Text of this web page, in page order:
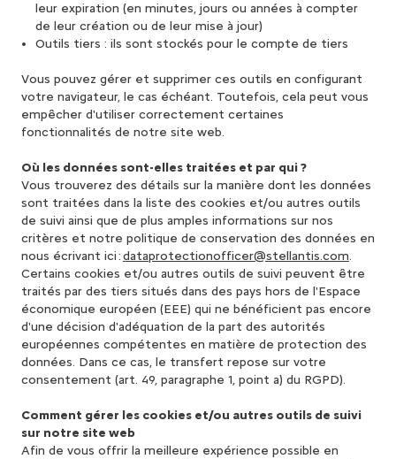
leur expiration (en minutes, jours ou années à compter
de leur création ou de leur mise à jour)
Outils tiers : ils sont stockés pour le compte de tiers
Vous pouvez gérer et supprimer ces outils en configurant
votre navigateur, le cas échéant. Toutefois, cela peut vous
empêcher d'utiliser correctement certaines
fonctionnalités de notre site web.
Où les données sont-elles traitées et par qui ?
Vous trouverez des détails sur la manière dont les données
sont traitées dans la liste des cookies et/ou autres outils
de suivi ainsi que de plus amples informations sur nos
critères et notre politique de conservation des données en
nous écrivant ici :dataprotectionofficer@stellantis.com.
Certains cookies et/ou autres outils de suivi peuvent être
traités par des tiers situés dans des pays hors de l'Espace
économique européen (EEE) qui ne bénéficient pas encore
d'une décision d'adéquation de la part des autorités
européennes compétentes en matière de protection des
données. Dans ce cas, le transfert repose sur votre
consentement (art. 49, paragraphe 1, point a) du RGPD).
Comment gérer les cookies et/ou autres outils de suivi
sur notre site web
Afin de vous offrir la meilleure expérience possible en